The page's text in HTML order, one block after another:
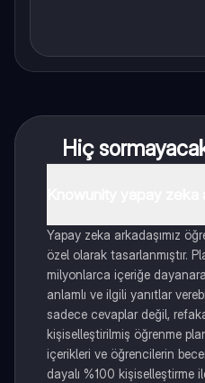
Hiç
Yapay zeka arkadaşımız
özel olarak tasarlanmıştır.
milyonlarca içeriğe
anlamlı ve ilgili yanıtlar
sadece cevaplar değil,
kişiselleştirilmiş öğrenme
içerikleri ve öğrencilerin
dayalı %100 kişiselleştirme